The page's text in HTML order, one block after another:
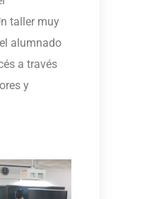
taller muy
alumnado
a través
y